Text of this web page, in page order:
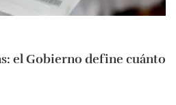
el Gobierno define cuánto